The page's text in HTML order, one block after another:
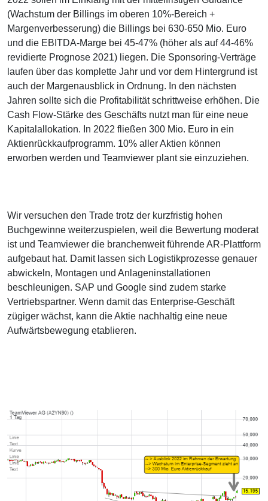
(Wachstum der Billings im oberen 10%-Bereich +
Margenverbesserung) die Billings bei 630-650 Mio. Euro
und die EBITDA-Marge bei 45-47% (höher als auf 44-46%
revidierte Prognose 2021) liegen. Die Sponsoring-Verträge
laufen über das komplette Jahr und vor dem Hintergrund ist
auch der Margenausblick in Ordnung. In den nächsten
Jahren sollte sich die Profitabilität schrittweise erhöhen. Die
Cash Flow-Stärke des Geschäfts nutzt man für eine neue
Kapitalallokation. In 2022 fließen 300 Mio. Euro in ein
Aktienrückkaufprogramm. 10% aller Aktien können
erworben werden und Teamviewer plant sie einzuziehen.
Wir versuchen den Trade trotz der kurzfristig hohen
Buchgewinne weiterzuspielen, weil die Bewertung moderat
ist und Teamviewer die branchenweit führende AR-Plattform
aufgebaut hat. Damit lassen sich Logistikprozesse genauer
abwickeln, Montagen und Anlageninstallationen
beschleunigen. SAP und Google sind zudem starke
Vertriebspartner. Wenn damit das Enterprise-Geschäft
zügiger wächst, kann die Aktie nachhaltig eine neue
Aufwärtsbewegung etablieren.